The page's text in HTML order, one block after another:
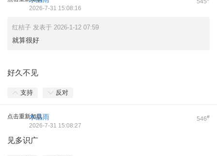
545
2026-7-31 15:08:16
红桔子 发表于 2026-1-12 07:59
就算很好
好久不见
支持 反对
点击重新加载 546#
水晶雨
2026-7-31 15:08:27
见多识广